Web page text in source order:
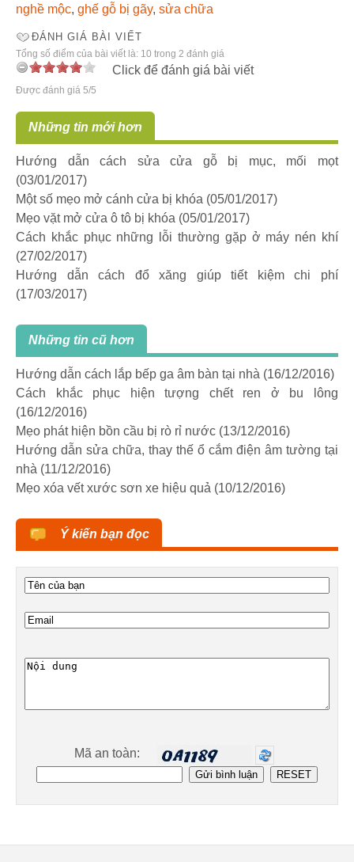
nghề mộc, ghế gỗ bị gãy, sửa chữa
ĐÁNH GIÁ BÀI VIẾT
Tổng số điểm của bài viết là: 10 trong 2 đánh giá
Click để đánh giá bài viết
Được đánh giá 5/5
Những tin mới hơn
Hướng dẫn cách sửa cửa gỗ bị mục, mối mọt
(03/01/2017)
Một số mẹo mở cánh cửa bị khóa (05/01/2017)
Mẹo vặt mở cửa ô tô bị khóa (05/01/2017)
Cách khắc phục những lỗi thường gặp ở máy nén khí
(27/02/2017)
Hướng dẫn cách đổ xăng giúp tiết kiệm chi phí
(17/03/2017)
Những tin cũ hơn
Hướng dẫn cách lắp bếp ga âm bàn tại nhà (16/12/2016)
Cách khắc phục hiện tượng chết ren ở bu lông
(16/12/2016)
Mẹo phát hiện bồn cầu bị rò rỉ nước (13/12/2016)
Hướng dẫn sửa chữa, thay thế ổ cắm điện âm tường tại
nhà (11/12/2016)
Mẹo xóa vết xước sơn xe hiệu quả (10/12/2016)
Ý kiến bạn đọc
Mã an toàn: